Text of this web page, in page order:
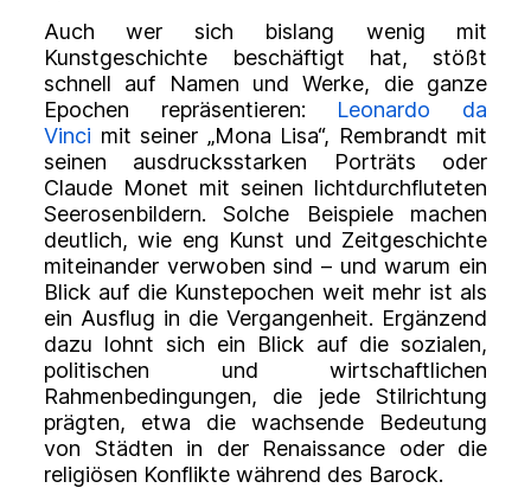
Auch wer sich bislang wenig mit
Kunstgeschichte beschäftigt hat, stößt
schnell auf Namen und Werke, die ganze
Epochen repräsentieren: Leonardo da
Vinci mit seiner „Mona Lisa“, Rembrandt mit
seinen ausdrucksstarken Porträts oder
Claude Monet mit seinen lichtdurchfluteten
Seerosenbildern. Solche Beispiele machen
deutlich, wie eng Kunst und Zeitgeschichte
miteinander verwoben sind – und warum ein
Blick auf die Kunstepochen weit mehr ist als
ein Ausflug in die Vergangenheit. Ergänzend
dazu lohnt sich ein Blick auf die sozialen,
politischen und wirtschaftlichen
Rahmenbedingungen, die jede Stilrichtung
prägten, etwa die wachsende Bedeutung
von Städten in der Renaissance oder die
religiösen Konflikte während des Barock.